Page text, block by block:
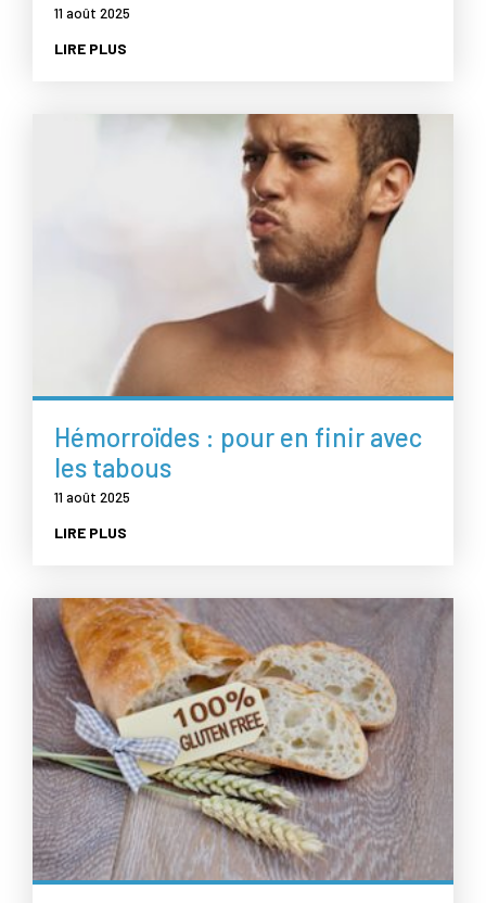
11 août 2025
LIRE PLUS
Hémorroïdes : pour en finir avec
les tabous
11 août 2025
LIRE PLUS